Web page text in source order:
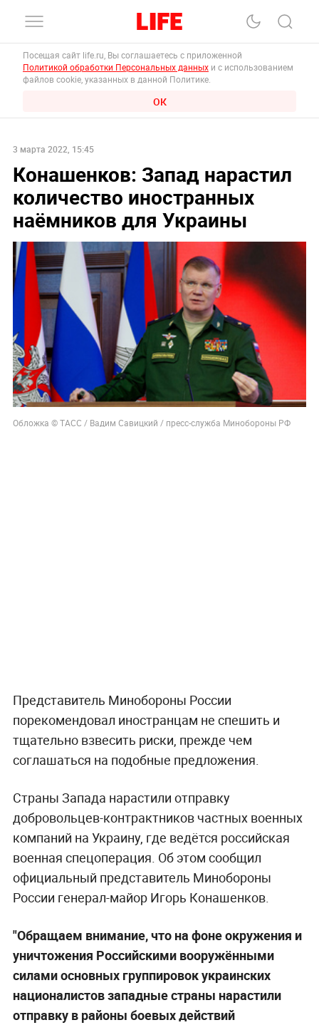
Посещая сайт life.ru, Вы соглашаетесь с приложенной
Политикой обработки Персональных данных и с использованием
файлов cookie, указанных в данной Политике.
ОК
3 марта 2022, 15:45
Конашенков: Запад нарастил
количество иностранных
наёмников для Украины
Обложка © ТАСС / Вадим Савицкий / пресс-служба Минобороны РФ
Представитель Минобороны России
порекомендовал иностранцам не спешить и
тщательно взвесить риски, прежде чем
соглашаться на подобные предложения.
Страны Запада нарастили отправку
добровольцев-контрактников частных военных
компаний на Украину, где ведётся российская
военная спецоперация. Об этом сообщил
официальный представитель Минобороны
России генерал-майор Игорь Конашенков.
"Обращаем внимание, что на фоне окружения и
уничтожения Российскими вооружёнными
силами основных группировок украинских
националистов западные страны нарастили
отправку в районы боевых действий